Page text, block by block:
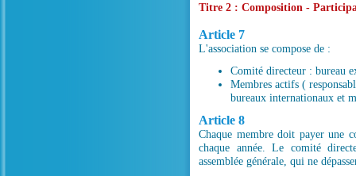
Titre 2 : Composition -
Article 7
L'association se compose de :
Comité directeur : bureau
Membres actifs (
bureaux internationaux et
Article 8
Chaque membre doit payer une
chaque année. Le comité
assemblée générale, qui ne